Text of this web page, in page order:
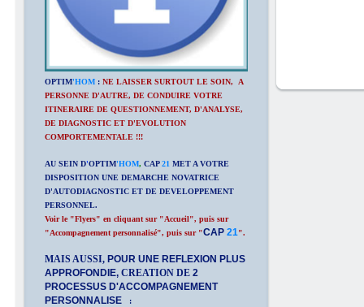
OPTIM'HOM : NE LAISSER SURTOUT LE SOIN, A
PERSONNE D'AUTRE, DE CONDUIRE VOTRE
ITINERAIRE DE QUESTIONNEMENT, D'ANALYSE,
DE DIAGNOSTIC ET D'EVOLUTION
COMPORTEMENTALE !!!
AU SEIN D'OPTIM'HOM, CAP 21 MET A VOTRE
DISPOSITION UNE DEMARCHE NOVATRICE
D'AUTODIAGNOSTIC ET DE DEVELOPPEMENT
PERSONNEL.
Voir le "Flyers" en cliquant sur "Accueil", puis sur
"Accompagnement personnalisé", puis sur "CAP 21".
MAIS AUSSI, POUR UNE REFLEXION PLUS
APPROFONDIE, CREATION DE 2
PROCESSUS D'ACCOMPAGNEMENT
PERSONNALISE
: